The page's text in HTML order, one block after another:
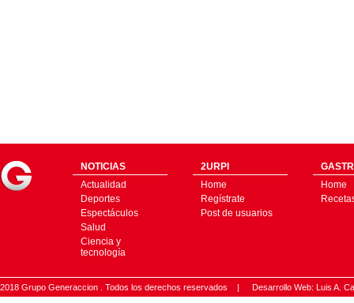
NOTICIAS
Actualidad
Deportes
Espectáculos
Salud
Ciencia y
tecnología
2URPI
Home
Regístrate
Post de usuarios
Home
2018 Grupo Generaccion . Todos los derechos reservados | Desarrollo Web: Luis